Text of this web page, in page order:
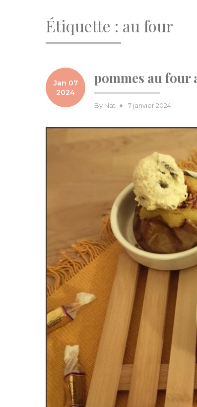
Étiquette : au four
Jan 07
2024
pommes au four
By Nat
Posted
7 janvier 2024